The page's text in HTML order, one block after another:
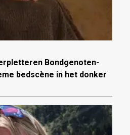
Bondgenoten-
bedscène in het donker